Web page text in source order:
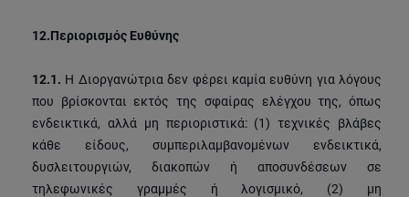
12.Περιορισμός Ευθύνης
12.1. Η Διοργανώτρια δεν φέρει καμία ευθύνη για λόγους
που βρίσκονται εκτός της σφαίρας ελέγχου της, όπως
ενδεικτικά, αλλά μη περιοριστικά: (1) τεχνικές βλάβες
κάθε είδους, συμπεριλαμβανομένων ενδεικτικά,
δυσλειτουργιών, διακοπών ή αποσυνδέσεων σε
τηλεφωνικές γραμμές ή λογισμικό, (2) μη